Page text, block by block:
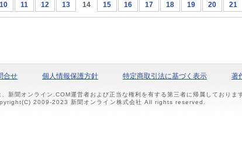
10 11 12 13 14 15 16 17 18 19 20 21
合せ 個人情報保護方針 特定商取引法に基づく表示 著
新聞オンライン.COM運営者および正当な権利を有する第三者に帰属しておりま
2009-2023 新聞オンライン株式会社 All rights reserved.